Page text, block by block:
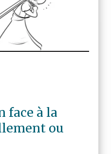
face à la
ou